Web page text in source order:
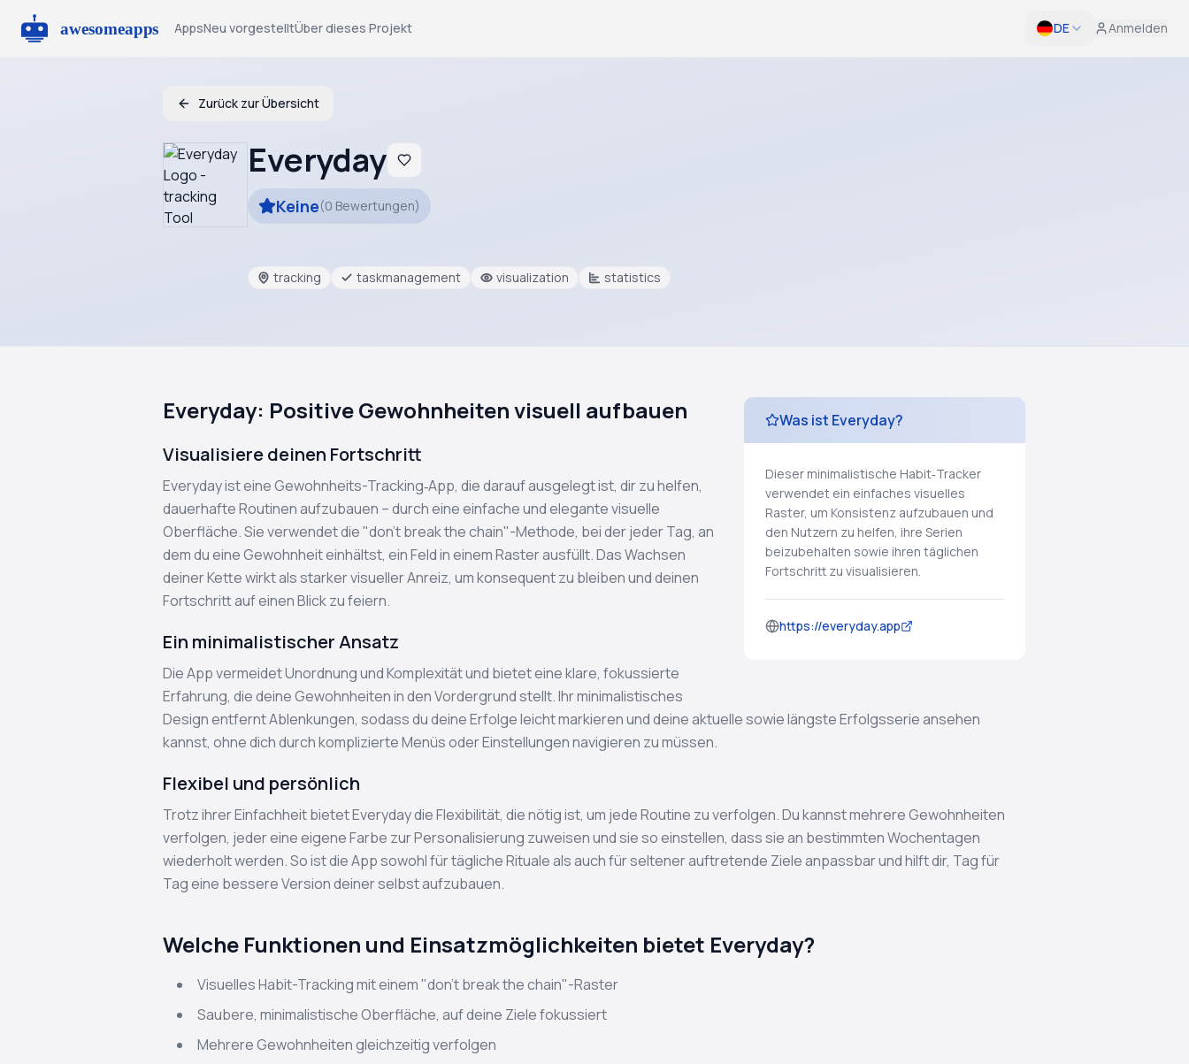
AppsNeu vorgestelltÜber dieses Projekt DE Anmelden
Zurück zur Übersicht
Everyday
Keine(0 Bewertungen)
tracking taskmanagement visualization statistics
Was ist Everyday?
Dieser minimalistische Habit‑Tracker
verwendet ein einfaches visuelles
Raster, um Konsistenz aufzubauen und
den Nutzern zu helfen, ihre Serien
beizubehalten sowie ihren täglichen
Fortschritt zu visualisieren.
https://everyday.app
Everyday: Positive Gewohnheiten visuell aufbauen
Visualisiere deinen Fortschritt
Everyday ist eine Gewohnheits-Tracking‑App, die darauf ausgelegt ist, dir zu helfen,
dauerhafte Routinen aufzubauen – durch eine einfache und elegante visuelle
Oberfläche. Sie verwendet die "don't break the chain"-Methode, bei der jeder Tag, an
dem du eine Gewohnheit einhältst, ein Feld in einem Raster ausfüllt. Das Wachsen
deiner Kette wirkt als starker visueller Anreiz, um konsequent zu bleiben und deinen
Fortschritt auf einen Blick zu feiern.
Ein minimalistischer Ansatz
Die App vermeidet Unordnung und Komplexität und bietet eine klare, fokussierte
Erfahrung, die deine Gewohnheiten in den Vordergrund stellt. Ihr minimalistisches
Design entfernt Ablenkungen, sodass du deine Erfolge leicht markieren und deine aktuelle sowie längste Erfolgsserie ansehen
kannst, ohne dich durch komplizierte Menüs oder Einstellungen navigieren zu müssen.
Flexibel und persönlich
Trotz ihrer Einfachheit bietet Everyday die Flexibilität, die nötig ist, um jede Routine zu verfolgen. Du kannst mehrere Gewohnheiten
verfolgen, jeder eine eigene Farbe zur Personalisierung zuweisen und sie so einstellen, dass sie an bestimmten Wochentagen
wiederholt werden. So ist die App sowohl für tägliche Rituale als auch für seltener auftretende Ziele anpassbar und hilft dir, Tag für
Tag eine bessere Version deiner selbst aufzubauen.
Welche Funktionen und Einsatzmöglichkeiten bietet Everyday?
Visuelles Habit-Tracking mit einem "don't break the chain"-Raster
Saubere, minimalistische Oberfläche, auf deine Ziele fokussiert
Mehrere Gewohnheiten gleichzeitig verfolgen